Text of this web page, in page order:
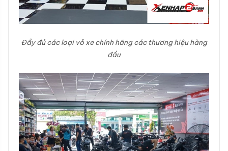
Đầy đủ các loại vỏ xe chính hãng các thương hiệu hàng
đầu